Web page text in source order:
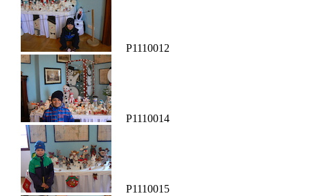
P1110012
P1110014
P1110015